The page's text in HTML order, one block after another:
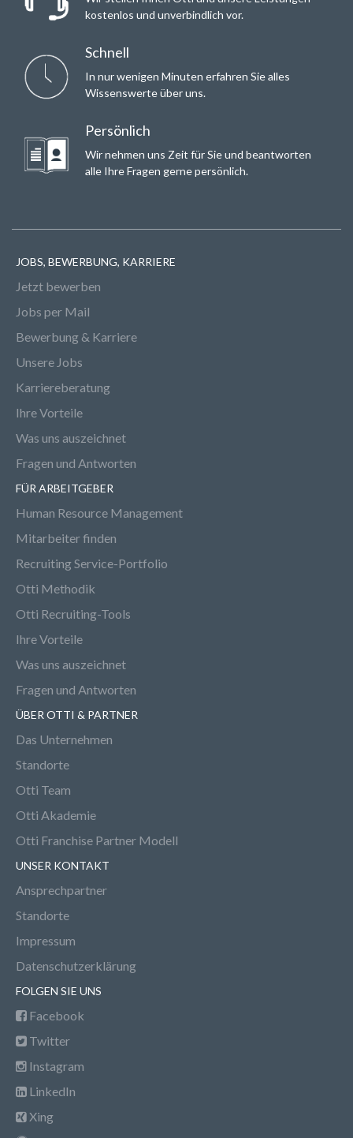
kostenlos und unverbindlich vor.
Schnell
In nur wenigen Minuten erfahren Sie alles
Wissenswerte über uns.
Persönlich
Wir nehmen uns Zeit für Sie und beantworten
alle Ihre Fragen gerne persönlich.
JOBS, BEWERBUNG, KARRIERE
Jetzt bewerben
Jobs per Mail
Bewerbung & Karriere
Unsere Jobs
Karriereberatung
Ihre Vorteile
Was uns auszeichnet
Fragen und Antworten
FÜR ARBEITGEBER
Human Resource Management
Mitarbeiter finden
Recruiting Service-Portfolio
Otti Methodik
Otti Recruiting-Tools
Ihre Vorteile
Was uns auszeichnet
Fragen und Antworten
ÜBER OTTI & PARTNER
Das Unternehmen
Standorte
Otti Team
Otti Akademie
Otti Franchise Partner Modell
UNSER KONTAKT
Ansprechpartner
Standorte
Impressum
Datenschutzerklärung
FOLGEN SIE UNS
Facebook
Twitter
Instagram
LinkedIn
Xing